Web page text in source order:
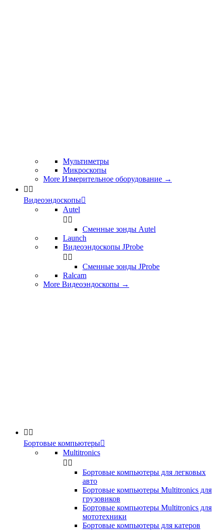
Мультиметры
Микроскопы
More Измерительное оборудование →
 
Видеоэндоскопы
Autel
 
Сменные зонды Autel
Launch
Видеоэндоскопы JProbe
 
Сменные зонды JProbe
Ralcam
More Видеоэндоскопы →
 
Бортовые компьютеры
Multitronics
 
Бортовые компьютеры для легковых
авто
Бортовые компьютеры Multitronics для
грузовиков
Бортовые компьютеры Multitronics для
мототехники
Бортовые компьютеры для катеров